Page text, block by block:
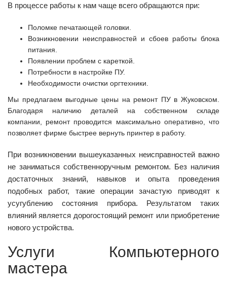
В процессе работы к нам чаще всего обращаются при:
Поломке печатающей головки.
Возникновении неисправностей и сбоев работы блока
питания.
Появлении проблем с кареткой.
Потребности в настройке ПУ.
Необходимости очистки оргтехники.
Мы предлагаем выгодные цены на ремонт ПУ в Жуковском.
Благодаря наличию деталей на собственном складе
компании, ремонт проводится максимально оперативно, что
позволяет фирме быстрее вернуть принтер в работу.
При возникновении вышеуказанных неисправностей важно
не заниматься собственноручным ремонтом. Без наличия
достаточных знаний, навыков и опыта проведения
подобных работ, такие операции зачастую приводят к
усугублению состояния прибора. Результатом таких
влияний является дорогостоящий ремонт или приобретение
нового устройства.
Услуги Компьютерного
мастера